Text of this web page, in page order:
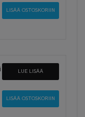
LUE LISÄÄ